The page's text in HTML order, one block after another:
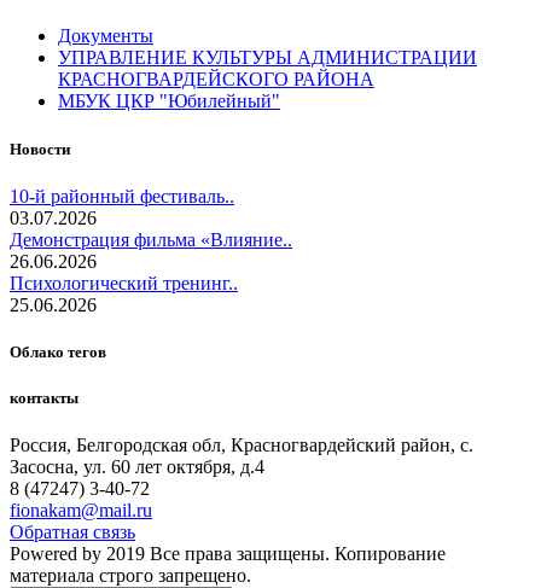
Документы
УПРАВЛЕНИЕ КУЛЬТУРЫ АДМИНИСТРАЦИИ
КРАСНОГВАРДЕЙСКОГО РАЙОНА
МБУК ЦКР "Юбилейный"
Новости
10-й районный фестиваль..
03.07.2026
Демонстрация фильма «Влияние..
26.06.2026
Психологический тренинг..
25.06.2026
Облако тегов
контакты
Россия, Белгородская обл, Красногвардейский район, с.
Засосна, ул. 60 лет октября, д.4
8 (47247) 3-40-72
fionakam@mail.ru
Обратная связь
Powered by 2019 Все права защищены. Копирование
материала строго запрещено.